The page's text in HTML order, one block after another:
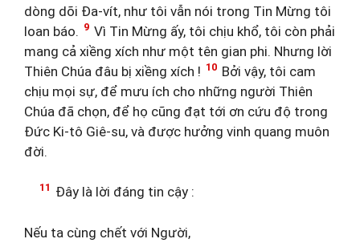
dòng dõi Đa-vít, như tôi vẫn nói trong Tin Mừng tôi
loan báo. 9 Vì Tin Mừng ấy, tôi chịu khổ, tôi còn phải
mang cả xiềng xích như một tên gian phi. Nhưng lời
Thiên Chúa đâu bị xiềng xích ! 10 Bởi vậy, tôi cam
chịu mọi sự, để mưu ích cho những người Thiên
Chúa đã chọn, để họ cũng đạt tới ơn cứu độ trong
Đức Ki-tô Giê-su, và được hưởng vinh quang muôn
đời.
11 Đây là lời đáng tin cậy :
Nếu ta cùng chết với Người,